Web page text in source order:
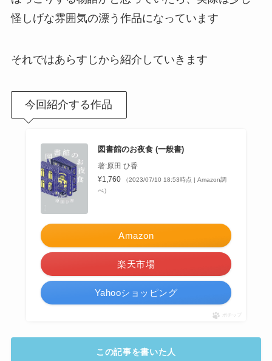
怪しげな雰囲気の漂う作品になっています
それではあらすじから紹介していきます
今回紹介する作品
図書館のお夜食 (一般書)
著:原田 ひ香
¥1,760
（2023/07/10 18:53時点 | Amazon調
べ）
Amazon
楽天市場
Yahooショッピング
ポチップ
この記事を書いた人